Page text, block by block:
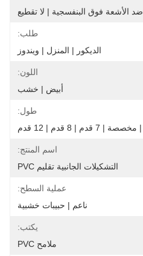
ضد الأشعة فوق البنفسجية | لا تقطيع
طلب:
الديكور | المنزل | ويندوز
اللون:
أبيض | خشب
طول:
اسم المنتج:
التشكيلات الجانبية تقليم PVC
عملية السطح:
ناعم | حبيبات خشبية
يكتب:
ملامح PVC